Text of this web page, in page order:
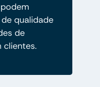
qualidade
de
clientes.